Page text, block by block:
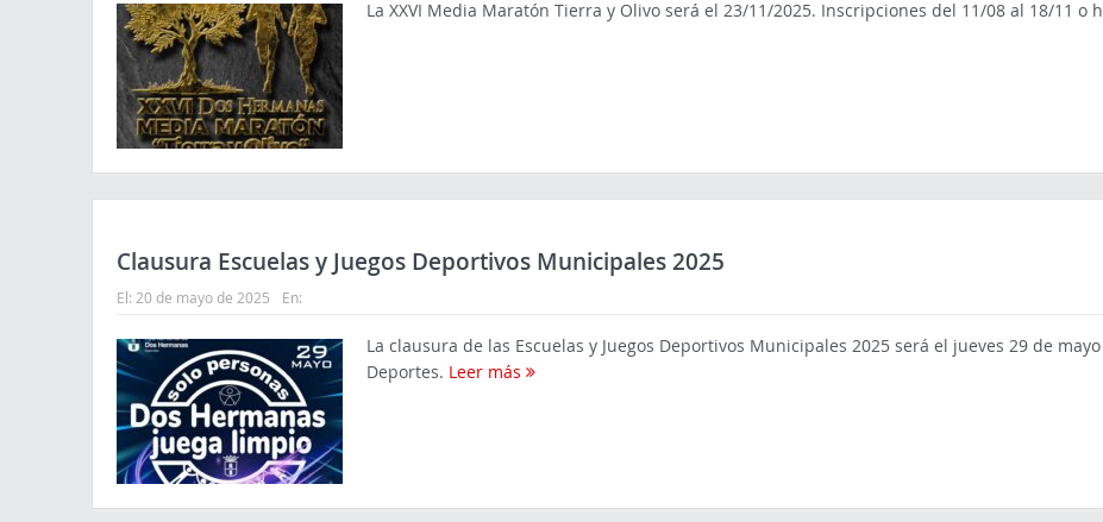
La XXVI Media Maratón Tierra y Olivo será el 23/11/2025. Inscripciones del 11/08 al 18/11 o
Clausura Escuelas y Juegos Deportivos Municipales 2025
El: 20 de mayo de 2025 En:
La clausura de las Escuelas y Juegos Deportivos Municipales 2025 será el jueves 29 de
Deportes. Leer más